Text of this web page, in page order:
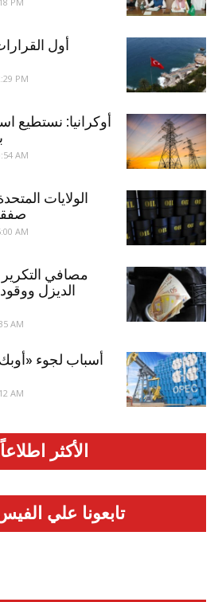
أول
PM
أوكرانيا: نستطيع
AM
الولايات
AM
مصافي التكرير
الديزل
AM
أسباب لجوء
AM
الأكثر اطلاعاً
تابعونا علي